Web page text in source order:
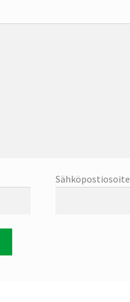
Sähköpostiosoite